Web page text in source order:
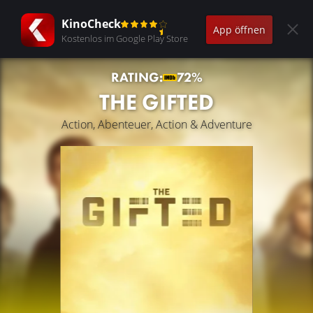
KinoCheck
Kostenlos im Google Play Store
App öffnen
RATING: 72%
THE GIFTED
Action, Abenteuer, Action & Adventure